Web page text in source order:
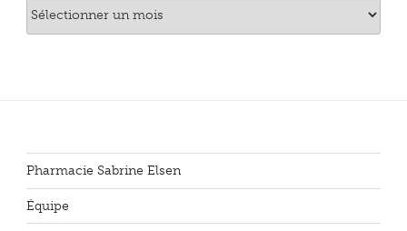
Pharmacie Sabrine Elsen
Équipe